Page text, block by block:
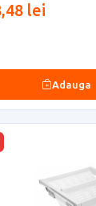
lei
Adauga